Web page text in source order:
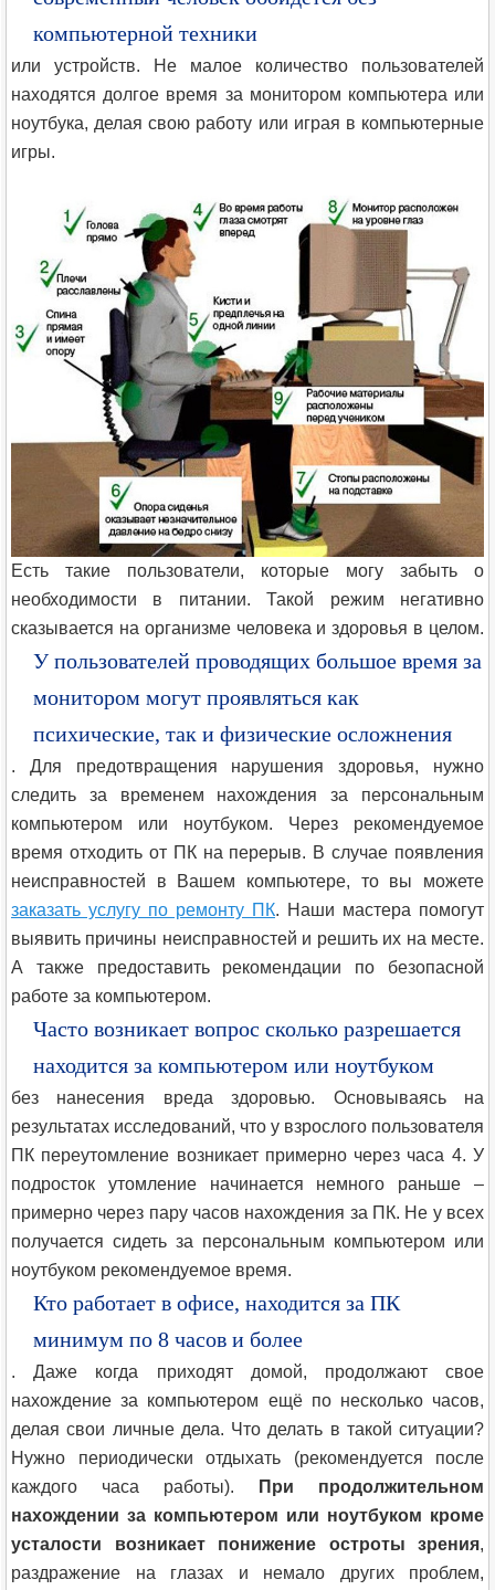
компьютерной техники
или устройств. Не малое количество пользователей
находятся долгое время за монитором компьютера или
ноутбука, делая свою работу или играя в компьютерные
игры.
Есть такие пользователи, которые могу забыть о
необходимости в питании. Такой режим негативно
сказывается на организме человека и здоровья в целом.
У пользователей проводящих большое время за
монитором могут проявляться как
психические, так и физические осложнения
. Для предотвращения нарушения здоровья, нужно
следить за временем нахождения за персональным
компьютером или ноутбуком. Через рекомендуемое
время отходить от ПК на перерыв. В случае появления
неисправностей в Вашем компьютере, то вы можете
заказать услугу по ремонту ПК. Наши мастера помогут
выявить причины неисправностей и решить их на месте.
А также предоставить рекомендации по безопасной
работе за компьютером.
Часто возникает вопрос сколько разрешается
находится за компьютером или ноутбуком
без нанесения вреда здоровью. Основываясь на
результатах исследований, что у взрослого пользователя
ПК переутомление возникает примерно через часа 4. У
подросток утомление начинается немного раньше –
примерно через пару часов нахождения за ПК. Не у всех
получается сидеть за персональным компьютером или
ноутбуком рекомендуемое время.
Кто работает в офисе, находится за ПК
минимум по 8 часов и более
. Даже когда приходят домой, продолжают свое
нахождение за компьютером ещё по несколько часов,
делая свои личные дела. Что делать в такой ситуации?
Нужно периодически отдыхать (рекомендуется после
каждого часа работы).
При продолжительном
нахождении за компьютером или ноутбуком кроме
усталости возникает понижение остроты зрения,
раздражение на глазах и немало других проблем,